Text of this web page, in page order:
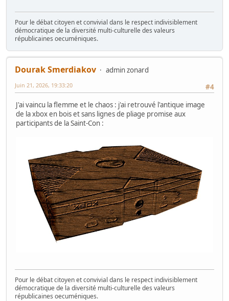
Pour le débat citoyen et convivial dans le respect indivisiblement
démocratique de la diversité multi-culturelle des valeurs
républicaines oecuméniques.
Dourak Smerdiakov
admin zonard
#4
Juin 21, 2026, 19:33:20
J'ai vaincu la flemme et le chaos : j'ai retrouvé l'antique image
de la xbox en bois et sans lignes de pliage promise aux
participants de la Saint-Con :
Pour le débat citoyen et convivial dans le respect indivisiblement
démocratique de la diversité multi-culturelle des valeurs
républicaines oecuméniques.